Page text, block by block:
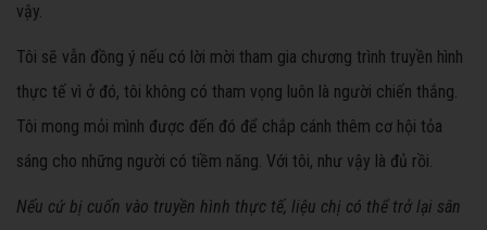
vậy.
Tôi sẽ vẫn đồng ý nếu có lời mời tham gia chương trình truyền hình
thực tế vì ở đó, tôi không có tham vọng luôn là người chiến thắng.
Tôi mong mỏi mình được đến đó để chắp cánh thêm cơ hội tỏa
sáng cho những người có tiềm năng. Với tôi, như vậy là đủ rồi.
Nếu cứ bị cuốn vào truyền hình thực tế, liệu chị có thể trở lại sân